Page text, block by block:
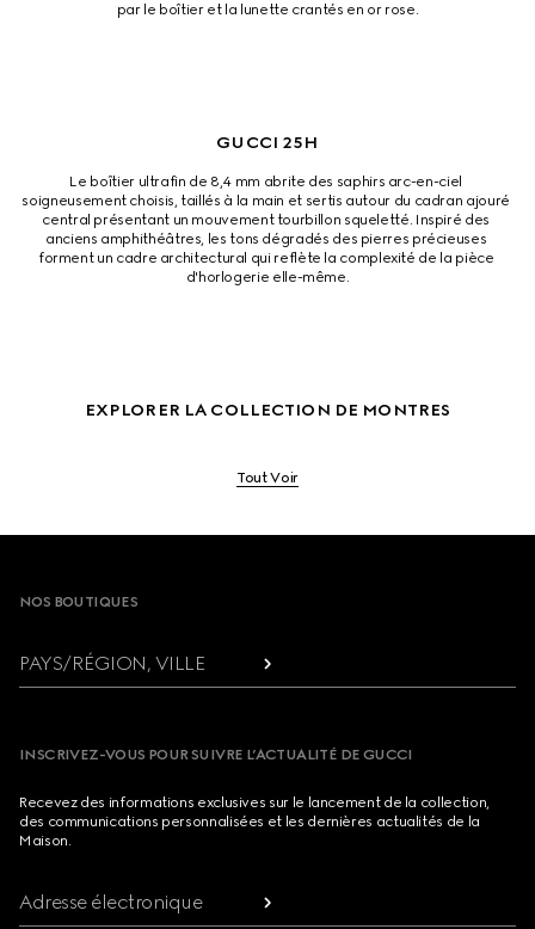
par le boîtier et la lunette crantés en or rose.
GUCCI 25H
Le boîtier ultrafin de 8,4 mm abrite des saphirs arc-en-ciel
soigneusement choisis, taillés à la main et sertis autour du cadran ajouré
central présentant un mouvement tourbillon squeletté. Inspiré des
anciens amphithéâtres, les tons dégradés des pierres précieuses
forment un cadre architectural qui reflète la complexité de la pièce
d'horlogerie elle-même.
EXPLORER LA COLLECTION DE MONTRES
Tout Voir
NOS BOUTIQUES
PAYS/RÉGION, VILLE
INSCRIVEZ-VOUS POUR SUIVRE L’ACTUALITÉ DE GUCCI
Recevez des informations exclusives sur le lancement de la collection,
des communications personnalisées et les dernières actualités de la
Maison.
Adresse électronique